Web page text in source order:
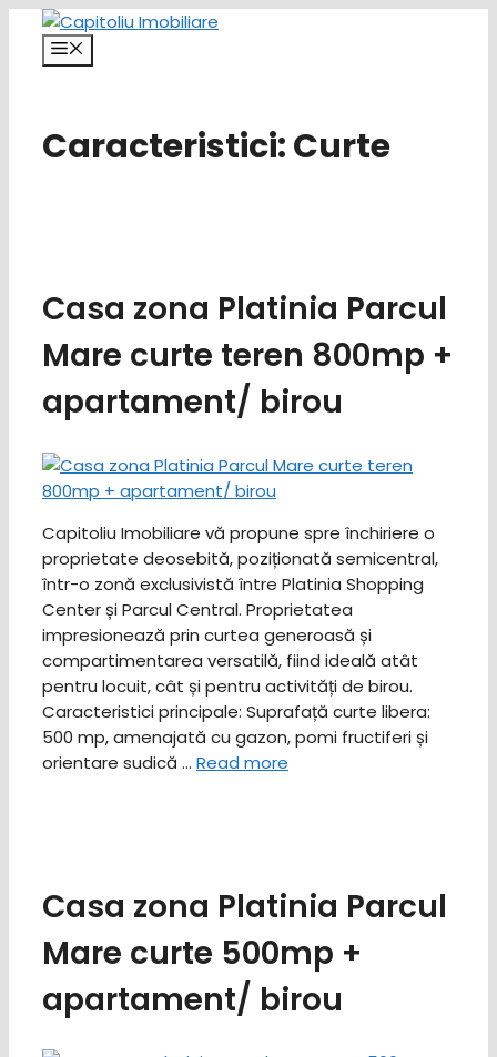
conținut
Caracteristici:Curte
Casa zona Platinia Parcul
Mare curte teren 800mp +
apartament/ birou
Capitoliu Imobiliare vă propune spre închiriere o
proprietate deosebită, poziționată semicentral,
într-o zonă exclusivistă între Platinia Shopping
Center și Parcul Central. Proprietatea
impresionează prin curtea generoasă și
compartimentarea versatilă, fiind ideală atât
pentru locuit, cât și pentru activități de birou. ​
Caracteristici principale: ​Suprafață curte libera:
500 mp, amenajată cu gazon, pomi fructiferi și
orientare sudică … Read more
Casa zona Platinia Parcul
Mare curte 500mp +
apartament/ birou